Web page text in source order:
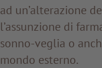
ad un’alterazione
l’assunzione di
sonno-veglia o
mondo esterno.